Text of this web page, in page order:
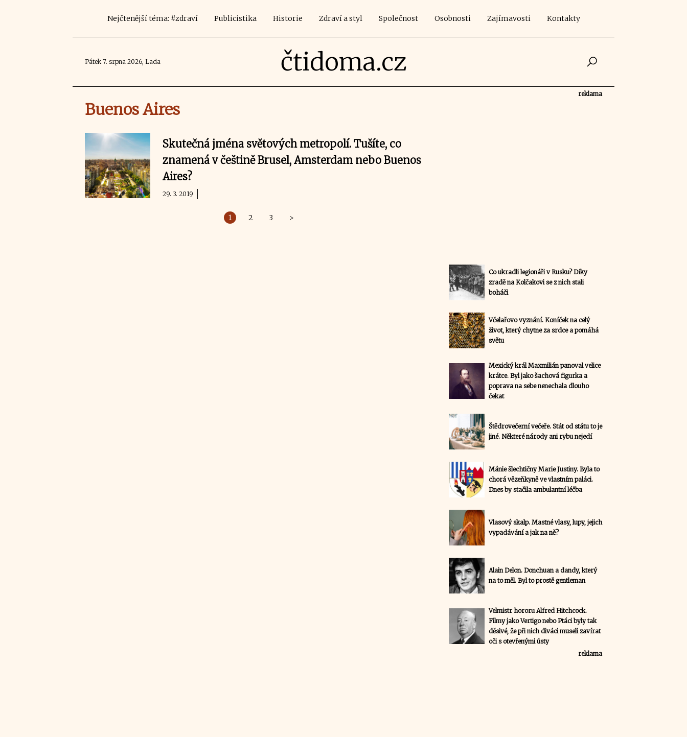
Nejčtenější téma: #zdraví Publicistika Historie Zdraví a styl Společnost Osobnosti Zajímavosti Kontakty
Pátek 7. srpna 2026, Lada čtidoma.cz
Buenos Aires
Skutečná jména světových metropolí. Tušíte, co
znamená v češtině Brusel, Amsterdam nebo Buenos
Aires?
29. 3. 2019
1 2 3 >
reklama
Co ukradli legionáři v Rusku? Díky
zradě na Kolčakovi se z nich stali
boháči
Včelařovo vyznání. Koníček na celý
život, který chytne za srdce a pomáhá
světu
Mexický král Maxmilián panoval velice
krátce. Byl jako šachová figurka a
poprava na sebe nenechala dlouho
čekat
Štědrovečerní večeře. Stát od státu to je
jiné. Některé národy ani rybu nejedí
Mánie šlechtičny Marie Justiny. Byla to
chorá vězeňkyně ve vlastním paláci.
Dnes by stačila ambulantní léčba
Vlasový skalp. Mastné vlasy, lupy, jejich
vypadávání a jak na ně?
Alain Delon. Donchuan a dandy, který
na to měl. Byl to prostě gentleman
Velmistr hororu Alfred Hitchcock.
Filmy jako Vertigo nebo Ptáci byly tak
děsivé, že při nich diváci museli zavírat
oči s otevřenými ústy
reklama